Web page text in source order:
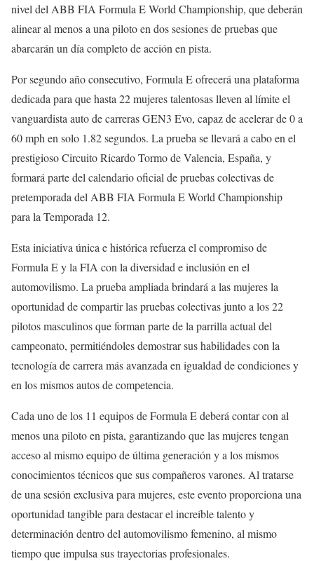
nivel del ABB FIA Formula E World Championship, que deberán
alinear al menos a una piloto en dos sesiones de pruebas que
abarcarán un día completo de acción en pista.
Por segundo año consecutivo, Formula E ofrecerá una plataforma
dedicada para que hasta 22 mujeres talentosas lleven al límite el
vanguardista auto de carreras GEN3 Evo, capaz de acelerar de 0 a
60 mph en solo 1.82 segundos. La prueba se llevará a cabo en el
prestigioso Circuito Ricardo Tormo de Valencia, España, y
formará parte del calendario oficial de pruebas colectivas de
pretemporada del ABB FIA Formula E World Championship
para la Temporada 12.
Esta iniciativa única e histórica refuerza el compromiso de
Formula E y la FIA con la diversidad e inclusión en el
automovilismo. La prueba ampliada brindará a las mujeres la
oportunidad de compartir las pruebas colectivas junto a los 22
pilotos masculinos que forman parte de la parrilla actual del
campeonato, permitiéndoles demostrar sus habilidades con la
tecnología de carrera más avanzada en igualdad de condiciones y
en los mismos autos de competencia.
Cada uno de los 11 equipos de Formula E deberá contar con al
menos una piloto en pista, garantizando que las mujeres tengan
acceso al mismo equipo de última generación y a los mismos
conocimientos técnicos que sus compañeros varones. Al tratarse
de una sesión exclusiva para mujeres, este evento proporciona una
oportunidad tangible para destacar el increíble talento y
determinación dentro del automovilismo femenino, al mismo
tiempo que impulsa sus trayectorias profesionales.